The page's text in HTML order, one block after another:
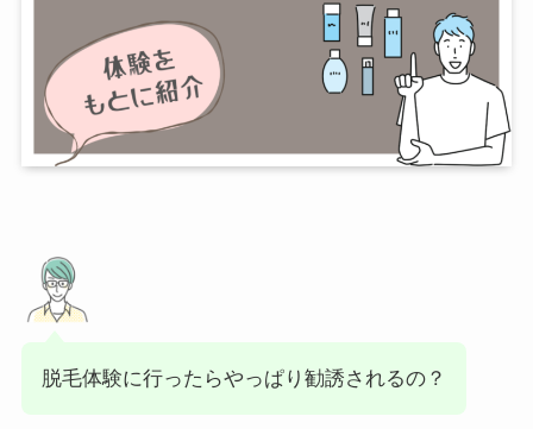
脱毛体験に行ったらやっぱり勧誘されるの？